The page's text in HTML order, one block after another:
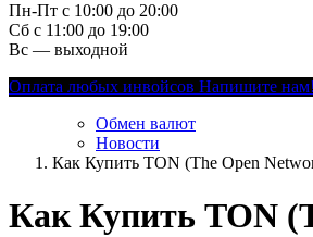
Пн-Пт с 10:00 до 20:00
Сб с 11:00 до 19:00
Вс — выходной
Оплата любых инвойсов Напишите нам!
Обмен валют
Новости
Как Купить TON (The Open
Как Купить TON